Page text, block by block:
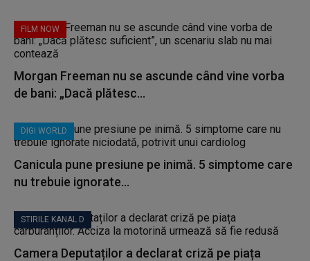
FILM NOW
Morgan Freeman nu se ascunde când vine vorba
de bani: „Dacă plătesc...
DIGI WORLD
Canicula pune presiune pe inimă. 5 simptome care
nu trebuie ignorate...
STIRILE KANAL D
Camera Deputaților a declarat criză pe piața